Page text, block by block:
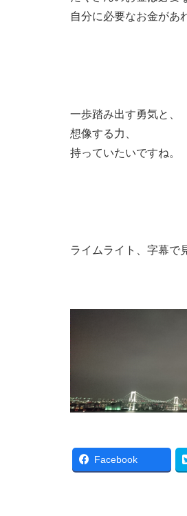
自分に必要なお金があ
一歩踏み出す勇気と、
想像する力、
持っていたいですね。
ライムライト、字幕で
Facebook